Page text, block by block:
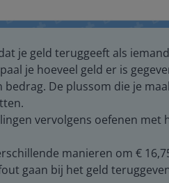
je geld teruggeeft als
je hoeveel geld er is
bedrag. De plussom die je
vervolgens oefenen met
manieren om €
gaan bij het geld